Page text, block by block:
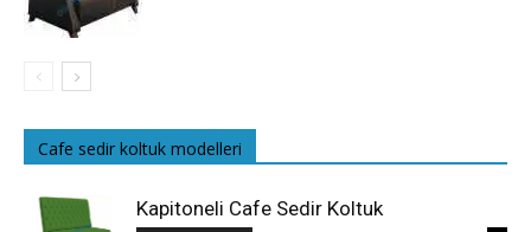
Cafe sedir koltuk modelleri
Kapitoneli Cafe Sedir Koltuk